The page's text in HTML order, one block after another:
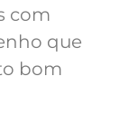
com
que
bom